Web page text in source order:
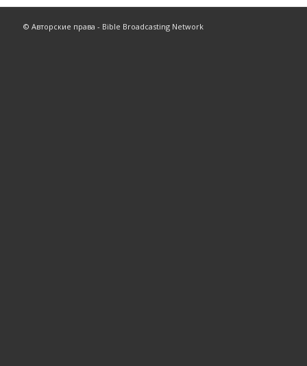
© Авторские права - Bible Broadcasting Network